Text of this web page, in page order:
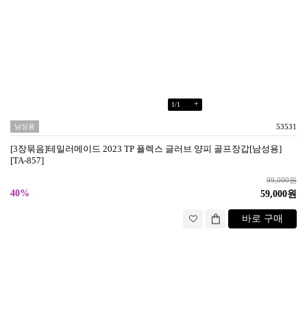
1 /1 +
남성용 53531
[3장묶음]테일러메이드 2023 TP 플렉스 글러브 양피 골프장갑[남성용]
[TA-857]
99,000원
40% 59,000원
바로 구매